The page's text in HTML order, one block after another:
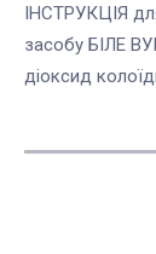
ІНСТРУКЦІЯ
засобу БІЛЕ
діоксид